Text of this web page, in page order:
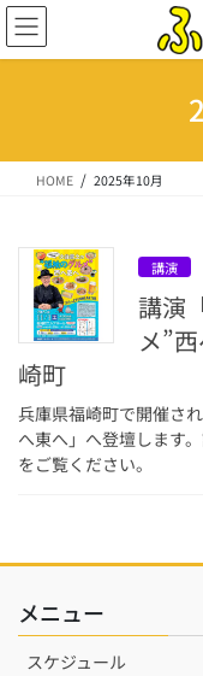
コ
ン
テ
ス
ナ
ビ
ゲ
ン
HOME 2025年10月
講演
講演
メ”
崎町
兵庫県福崎町で開催さ
へ東へ」へ登壇します
をご覧ください。
メニュー
スケジュール